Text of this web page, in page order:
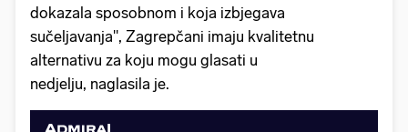
dokazala sposobnom i koja izbjegava
sučeljavanja", Zagrepčani imaju kvalitetnu
alternativu za koju mogu glasati u
nedjelju, naglasila je.